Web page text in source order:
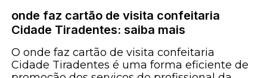
onde faz cartão de visita confeitaria
Cidade Tiradentes: saiba mais
O onde faz cartão de visita confeitaria
Cidade Tiradentes é uma forma eficiente de